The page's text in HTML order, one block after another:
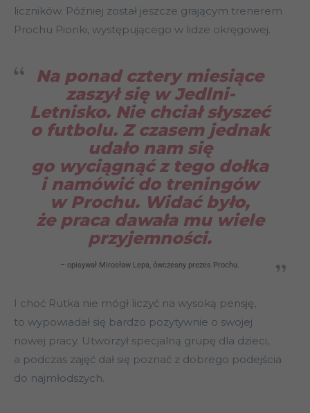
liczników. Później został jeszcze grającym trenerem
Prochu Pionki, występującego w lidze okręgowej.
Na ponad cztery miesiące
zaszył się w Jedlni-
Letnisko. Nie chciał słyszeć
o futbolu. Z czasem jednak
udało nam się
go wyciągnąć z tego dołka
i namówić do treningów
w Prochu. Widać było,
że praca dawała mu wiele
przyjemności.
– opisywał Mirosław Lepa, ówczesny prezes Prochu.
I choć Rutka nie mógł liczyć na wysoką pensję,
to wypowiadał się bardzo pozytywnie o swojej
nowej pracy. Utworzył specjalną grupę dla dzieci,
a podczas zajęć dał się poznać z dobrego podejścia
do najmłodszych.